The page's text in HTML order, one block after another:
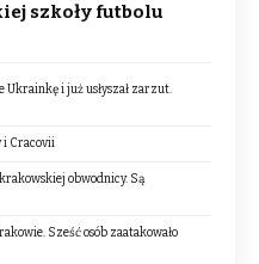
szkoły futbolu
Ukrainkę i już usłyszał zarzut.
i Cracovii
obwodnicy. Są
Sześć osób zaatakowało